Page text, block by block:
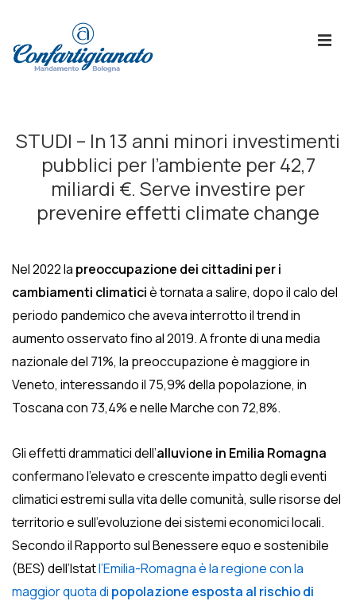
Principale
STUDI – In 13 anni minori investimenti
pubblici per l’ambiente per 42,7
miliardi €. Serve investire per
prevenire effetti climate change
Nel 2022 la preoccupazione dei cittadini per i
cambiamenti climaticiè tornata a salire, dopo il calo del
periodo pandemico che aveva interrotto il trend in
aumento osservato fino al 2019. A fronte di una media
nazionale del 71%, la preoccupazione è maggiore in
Veneto, interessando il 75,9% della popolazione, in
Toscana con 73,4% e nelle Marche con 72,8%.
Gli effetti drammatici dell’alluvione in Emilia Romagna
confermano l’elevato e crescente impatto degli eventi
climatici estremi sulla vita delle comunità, sulle risorse del
territorio e sull’evoluzione dei sistemi economici locali.
Secondo il Rapporto sul Benessere equo e sostenibile
(BES) dell’Istatl’Emilia-Romagna è la regione con la
maggior quota di popolazione esposta al rischio di